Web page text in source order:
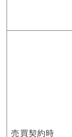
売買契約時